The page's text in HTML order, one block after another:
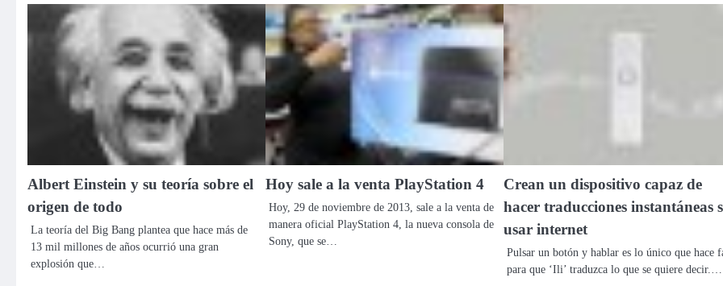
Albert Einstein y su teoría sobre el
origen de todo
La teoría del Big Bang plantea que hace más de
13 mil millones de años ocurrió una gran
explosión que…
Hoy sale a la venta PlayStation 4
Hoy, 29 de noviembre de 2013, sale a la venta de
manera oficial PlayStation 4, la nueva consola de
Sony, que se…
Crean un dispositivo capaz de
hacer traducciones instantáneas
usar internet
Pulsar un botón y hablar es lo único que hace
para que ‘Ili’ traduzca lo que se quiere decir.…